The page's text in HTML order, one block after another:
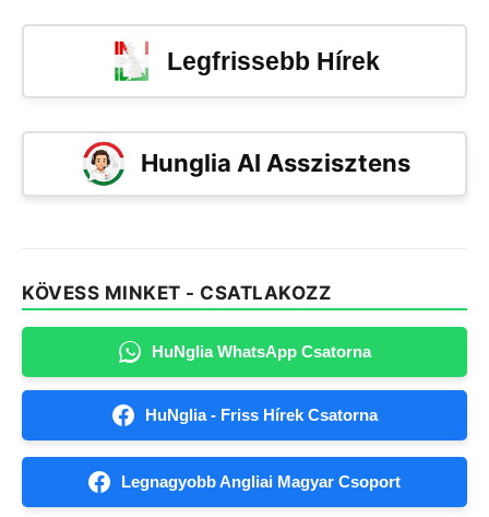
Legfrissebb Hírek
Hunglia AI Asszisztens
KÖVESS MINKET - CSATLAKOZZ
HuNglia WhatsApp Csatorna
HuNglia - Friss Hírek Csatorna
Legnagyobb Angliai Magyar Csoport